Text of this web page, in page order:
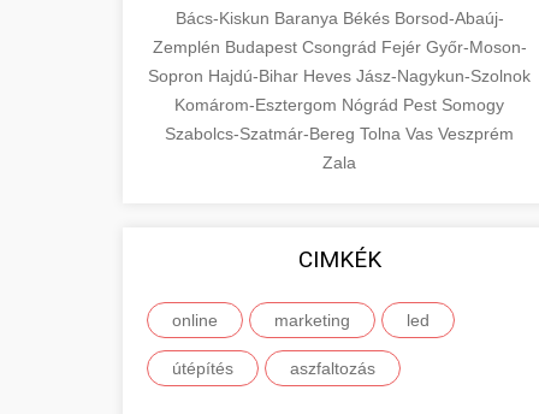
Bács-Kiskun Baranya Békés Borsod-Abaúj-
Zemplén Budapest Csongrád Fejér Győr-Moson-
Sopron Hajdú-Bihar Heves Jász-Nagykun-Szolnok
Komárom-Esztergom Nógrád Pest Somogy
Szabolcs-Szatmár-Bereg Tolna Vas Veszprém
Zala
CIMKÉK
online marketing led
útépítés aszfaltozás